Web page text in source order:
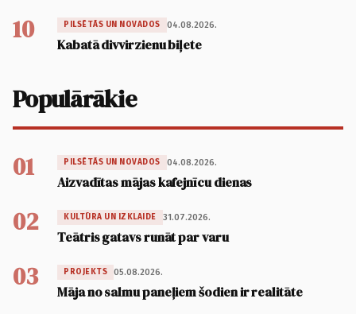
10 PILSĒTĀS UN NOVADOS 04.08.2026.
Kabatā divvirzienu biļete
Populārākie
01 PILSĒTĀS UN NOVADOS 04.08.2026.
Aizvadītas mājas kafejnīcu dienas
02 KULTŪRA UN IZKLAIDE 31.07.2026.
Teātris gatavs runāt par varu
03 PROJEKTS 05.08.2026.
Māja no salmu paneļiem šodien ir realitāte